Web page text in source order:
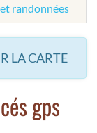
randonnées
LA CARTE
gps